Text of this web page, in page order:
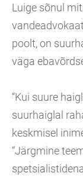
Luige sõnul
poolt, on
väga
“Kui suure
suurhaiglal
keskmisel
“Järgmine